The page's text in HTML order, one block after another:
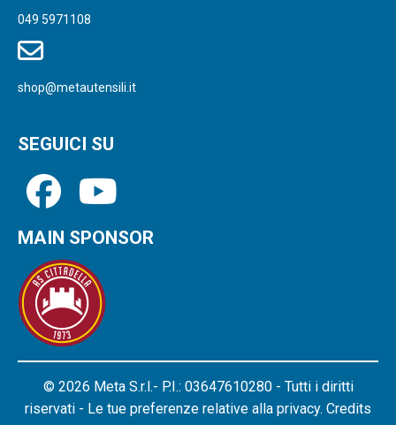
049 5971108
shop@metautensili.it
SEGUICI SU
MAIN SPONSOR
© 2026 Meta S.r.l.- P.I.: 03647610280 - Tutti i diritti
riservati - Le tue preferenze relative alla privacy. Credits